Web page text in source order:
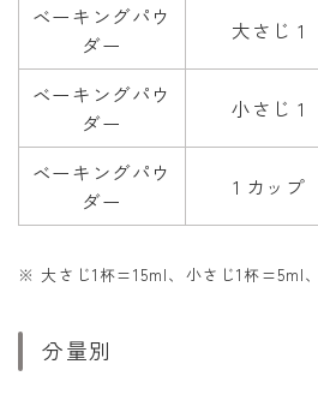
ベーキングパウ
ダー
大さじ 1
ベーキングパウ
ダー
小さじ 1
ベーキングパウ
ダー
1 カップ
※ 大さじ1杯=15ml、小さじ1杯=5ml
分量別